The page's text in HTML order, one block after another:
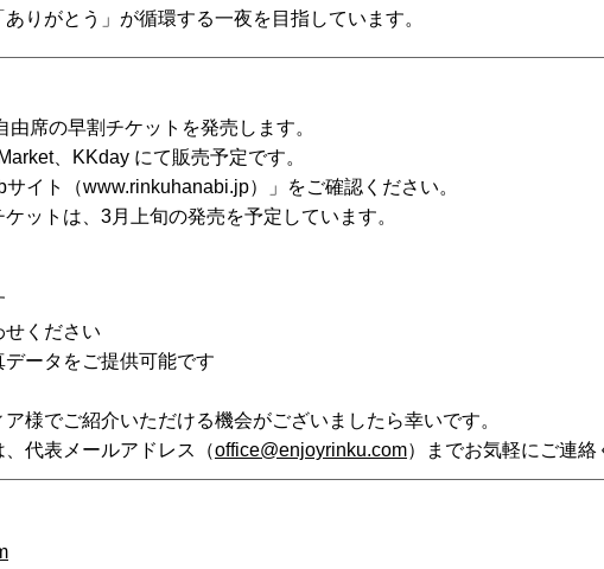
りがとう」が循環する一夜を目指しています。
席の早割チケットを発売します。
、KKday にて販売予定です。
サイト（www.rinkuhanabi.jp）」をご確認ください。
ットは、3月上旬の発売を予定しています。
せください
データをご提供可能です
様でご紹介いただける機会がございましたら幸いです。
代表メールアドレス（office@enjoyrinku.com）までお気軽にご連絡